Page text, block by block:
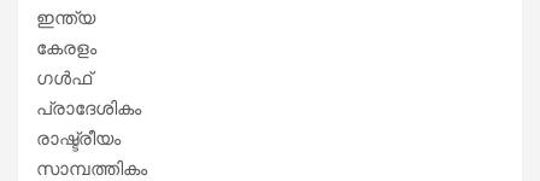
ഇന്ത്യ
കേരളം
ഗൾഫ്
പ്രാദേശികം
രാഷ്ട്രീയം
സാമ്പത്തികം